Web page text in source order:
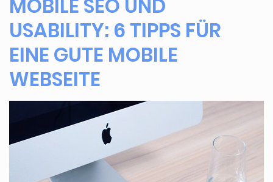
MOBILE SEO UND
USABILITY: 6 TIPPS FÜR
EINE GUTE MOBILE
WEBSEITE